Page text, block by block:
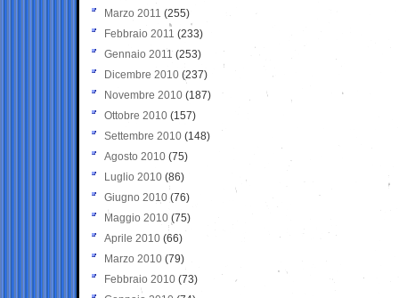
Marzo 2011 (255)
Febbraio 2011 (233)
Gennaio 2011 (253)
Dicembre 2010 (237)
Novembre 2010 (187)
Ottobre 2010 (157)
Settembre 2010 (148)
Agosto 2010 (75)
Luglio 2010 (86)
Giugno 2010 (76)
Maggio 2010 (75)
Aprile 2010 (66)
Marzo 2010 (79)
Febbraio 2010 (73)